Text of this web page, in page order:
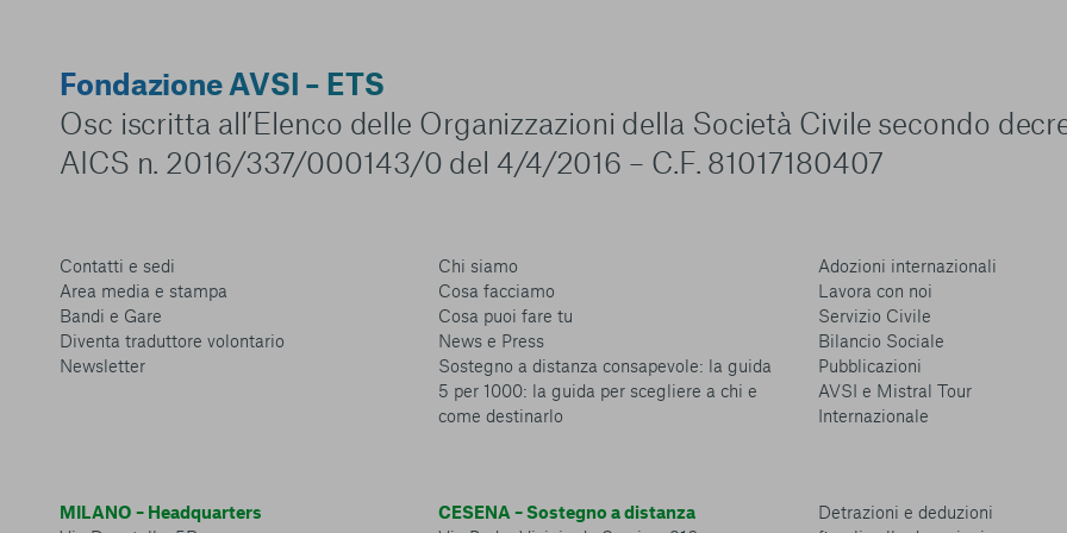
Fondazione AVSI – ETS
Osc iscritta all’Elenco delle Organizzazioni della Società Civile secondo
AICS n. 2016/337/000143/0 del 4/4/2016 – C.F. 81017180407
Contatti e sedi
Area media e stampa
Bandi e Gare
Diventa traduttore volontario
Newsletter
Chi siamo
Cosa facciamo
Cosa puoi fare tu
News e Press
Sostegno a distanza consapevole: la guida
5 per 1000: la guida per scegliere a chi e
come destinarlo
Adozioni internazionali
Lavora con noi
Servizio Civile
Bilancio Sociale
Pubblicazioni
AVSI e Mistral Tour
Internazionale
MILANO – Headquarters
CESENA – Sostegno a distanza
Detrazioni e deduzioni